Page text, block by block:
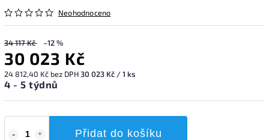
Neohodnoceno
34 117 Kč –12 %
30 023 Kč
24 812,40 Kč bez DPH30 023 Kč / 1 ks
4 - 5 týdnů
Přidat do košíku